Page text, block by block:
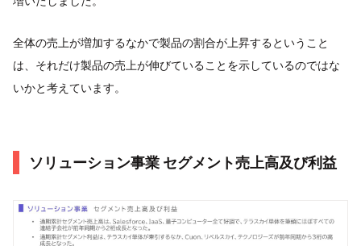
全体の売上が増加するなかで製品の割合が上昇するということ
は、それだけ製品の売上が伸びていることを示しているのではな
いかと考えています。
ソリューション事業 セグメント売上高及び利益